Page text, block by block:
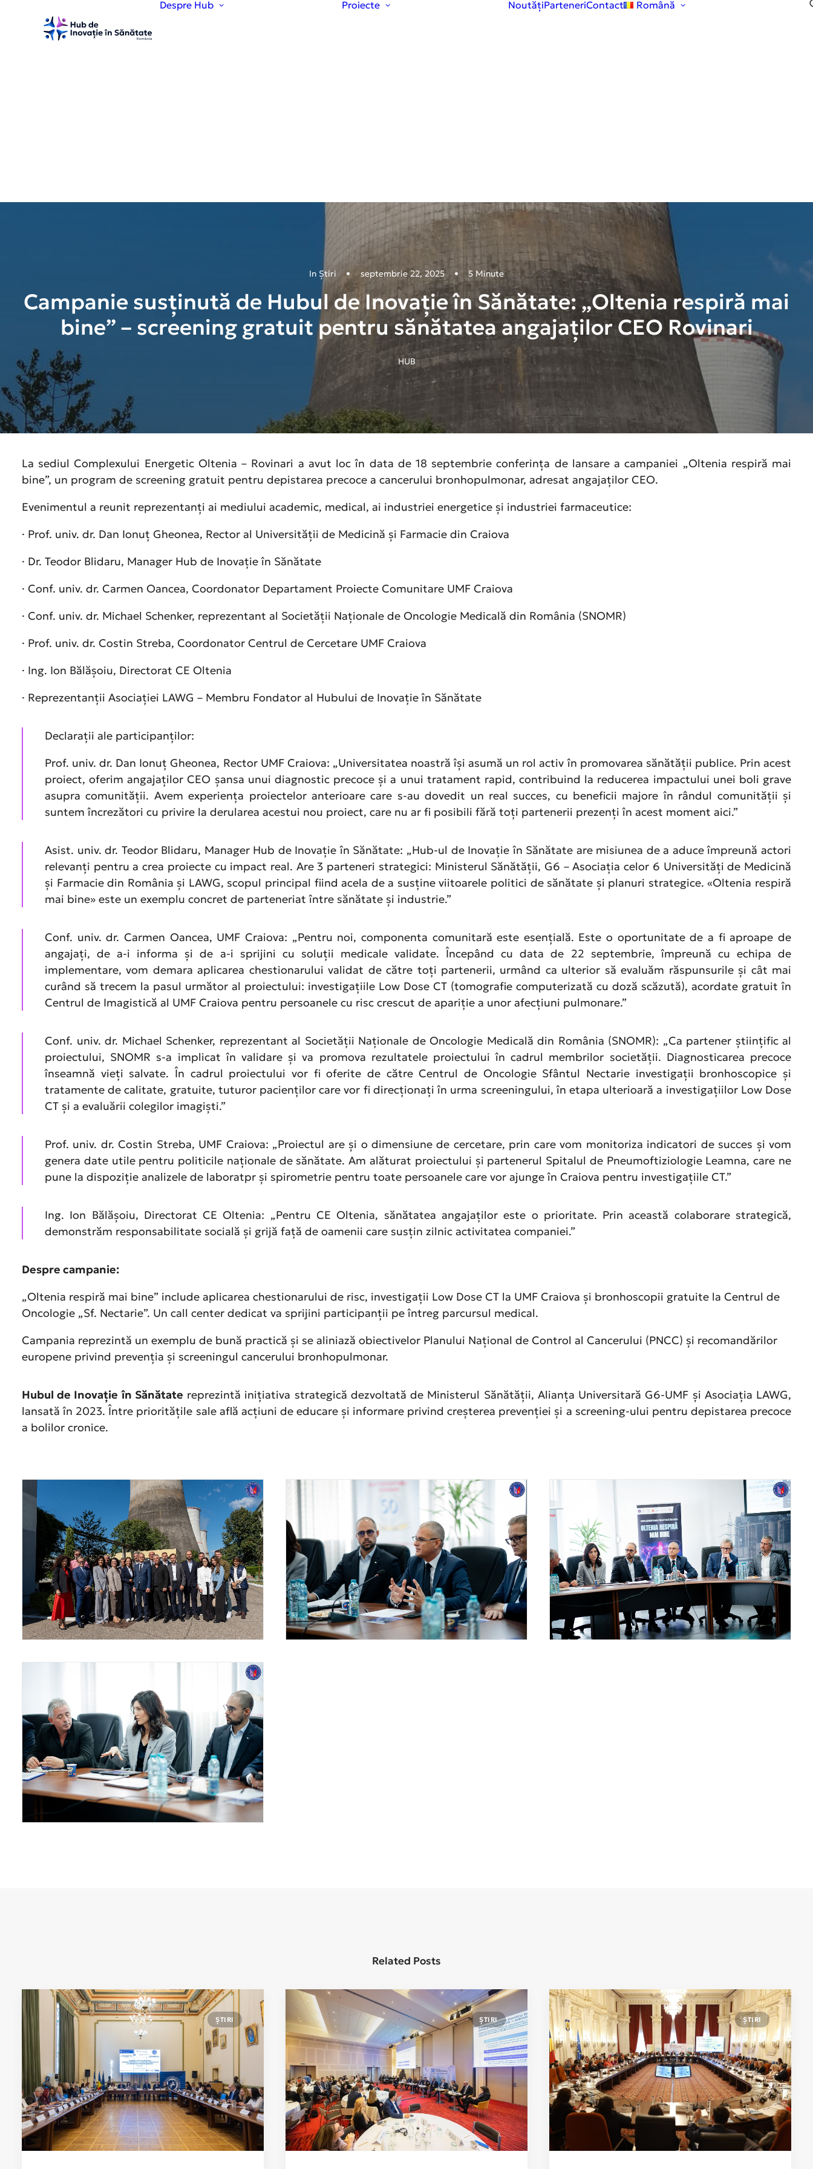
Despre Hub Proiecte NoutățiParteneriContact Română
In Știri • septembrie 22, 2025 • 5 Minute
Campanie susținută de Hubul de Inovație în Sănătate: „Oltenia respiră mai
bine” – screening gratuit pentru sănătatea angajaților CEO Rovinari
HUB
La sediul Complexului Energetic Oltenia – Rovinari a avut loc în data de 18 septembrie conferința de lansare a campaniei „Oltenia respiră mai
bine”, un program de screening gratuit pentru depistarea precoce a cancerului bronhopulmonar, adresat angajaților CEO.
Evenimentul a reunit reprezentanți ai mediului academic, medical, ai industriei energetice și industriei farmaceutice:
· Prof. univ. dr. Dan Ionuț Gheonea, Rector al Universității de Medicină și Farmacie din Craiova
· Dr. Teodor Blidaru, Manager Hub de Inovație în Sănătate
· Conf. univ. dr. Carmen Oancea, Coordonator Departament Proiecte Comunitare UMF Craiova
· Conf. univ. dr. Michael Schenker, reprezentant al Societății Naționale de Oncologie Medicală din România (SNOMR)
· Prof. univ. dr. Costin Streba, Coordonator Centrul de Cercetare UMF Craiova
· Ing. Ion Bălășoiu, Directorat CE Oltenia
· Reprezentanții Asociației LAWG – Membru Fondator al Hubului de Inovație în Sănătate
Declarații ale participanților:
Prof. univ. dr. Dan Ionuț Gheonea, Rector UMF Craiova: „Universitatea noastră își asumă un rol activ în promovarea sănătății publice. Prin acest
proiect, oferim angajaților CEO șansa unui diagnostic precoce și a unui tratament rapid, contribuind la reducerea impactului unei boli grave
asupra comunității. Avem experiența proiectelor anterioare care s-au dovedit un real succes, cu beneficii majore în rândul comunității și
suntem încrezători cu privire la derularea acestui nou proiect, care nu ar fi posibili fără toți partenerii prezenți în acest moment aici.”
Asist. univ. dr. Teodor Blidaru, Manager Hub de Inovație în Sănătate: „Hub-ul de Inovație în Sănătate are misiunea de a aduce împreună actori
relevanți pentru a crea proiecte cu impact real. Are 3 parteneri strategici: Ministerul Sănătății, G6 – Asociația celor 6 Universități de Medicină
și Farmacie din România și LAWG, scopul principal fiind acela de a susține viitoarele politici de sănătate și planuri strategice. «Oltenia respiră
mai bine» este un exemplu concret de parteneriat între sănătate și industrie.”
Conf. univ. dr. Carmen Oancea, UMF Craiova: „Pentru noi, componenta comunitară este esențială. Este o oportunitate de a fi aproape de
angajați, de a-i informa și de a-i sprijini cu soluții medicale validate. Începând cu data de 22 septembrie, împreună cu echipa de
implementare, vom demara aplicarea chestionarului validat de către toți partenerii, urmând ca ulterior să evaluăm răspunsurile și cât mai
curând să trecem la pasul următor al proiectului: investigațiile Low Dose CT (tomografie computerizată cu doză scăzută), acordate gratuit în
Centrul de Imagistică al UMF Craiova pentru persoanele cu risc crescut de apariție a unor afecțiuni pulmonare.”
Conf. univ. dr. Michael Schenker, reprezentant al Societății Naționale de Oncologie Medicală din România (SNOMR): „Ca partener științific al
proiectului, SNOMR s-a implicat în validare și va promova rezultatele proiectului în cadrul membrilor societății. Diagnosticarea precoce
înseamnă vieți salvate. În cadrul proiectului vor fi oferite de către Centrul de Oncologie Sfântul Nectarie investigații bronhoscopice și
tratamente de calitate, gratuite, tuturor pacienților care vor fi direcționați în urma screeningului, în etapa ulterioară a investigațiilor Low Dose
CT și a evaluării colegilor imagiști.”
Prof. univ. dr. Costin Streba, UMF Craiova: „Proiectul are și o dimensiune de cercetare, prin care vom monitoriza indicatori de succes și vom
genera date utile pentru politicile naționale de sănătate. Am alăturat proiectului și partenerul Spitalul de Pneumoftiziologie Leamna, care ne
pune la dispoziție analizele de laboratpr și spirometrie pentru toate persoanele care vor ajunge în Craiova pentru investigațiile CT.”
Ing. Ion Bălășoiu, Directorat CE Oltenia: „Pentru CE Oltenia, sănătatea angajaților este o prioritate. Prin această colaborare strategică,
demonstrăm responsabilitate socială și grijă față de oamenii care susțin zilnic activitatea companiei.”
Despre campanie:
„Oltenia respiră mai bine” include aplicarea chestionarului de risc, investigații Low Dose CT la UMF Craiova și bronhoscopii gratuite la Centrul de
Oncologie „Sf. Nectarie”. Un call center dedicat va sprijini participanții pe întreg parcursul medical.
Campania reprezintă un exemplu de bună practică și se aliniază obiectivelor Planului Național de Control al Cancerului (PNCC) și recomandărilor
europene privind prevenția și screeningul cancerului bronhopulmonar.
Hubul de Inovație în Sănătate reprezintă inițiativa strategică dezvoltată de Ministerul Sănătății, Alianța Universitară G6-UMF și Asociația LAWG,
lansată în 2023. Între prioritățile sale află acțiuni de educare și informare privind creșterea prevenției și a screening-ului pentru depistarea precoce
a bolilor cronice.
Related Posts
ȘTIRI ȘTIRI ȘTIRI